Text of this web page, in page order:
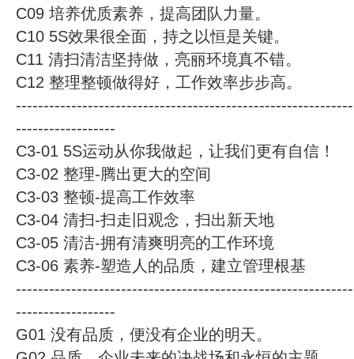
C09 培养优质素养，提高团队力量。
C10 5S效果很全面，持之以恒是关键。
C11 清扫清洁坚持做，亮丽环境真不错。
C12 整理整顿做得好，工作效率步步高。
------------------
C3-01 5S运动从你我做起，让我们更有自信！
C3-02 整理-腾出更大的空间
C3-03 整顿-提高工作效率
C3-04 清扫-扫走旧观念，扫出新天地
C3-05 清洁-拥有清爽明亮的工作环境
C3-06 素养-塑造人的品质，建立管理根基
------------------
G01 没有品质，便没有企业的明天。